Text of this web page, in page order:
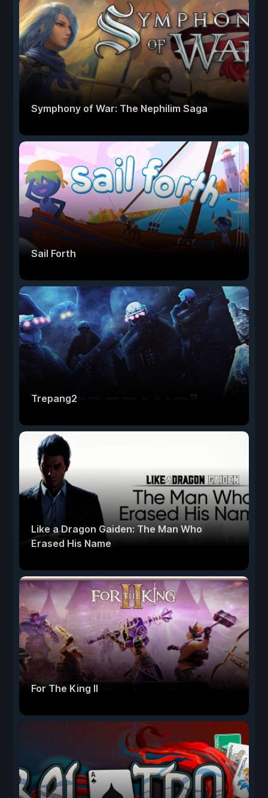
Symphony of War: The Nephilim Saga
Sail Forth
Trepang2
Like a Dragon Gaiden: The Man Who
Erased His Name
For The King II